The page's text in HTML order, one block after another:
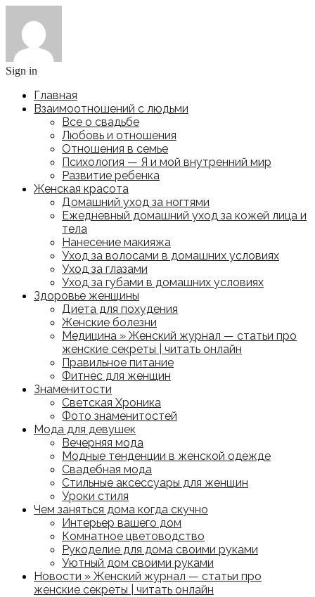
Sign in
Главная
Взаимоотношений с людьми
Все о свадьбе
Любовь и отношения
Отношения в семье
Психология — Я и мой внутренний мир
Развитие ребенка
Женская красота
Домашний уход за ногтями
Ежедневный домашний уход за кожей лица и
тела
Нанесение макияжа
Уход за волосами в домашних условиях
Уход за глазами
Уход за губами в домашних условиях
Здоровье женщины
Диета для похудения
Женские болезни
Медицина » Женский журнал — статьи про
женские секреты | читать онлайн
Правильное питание
Фитнес для женщин
Знаменитости
Светская Хроника
Фото знаменитостей
Мода для девушек
Вечерняя мода
Модные тенденции в женской одежде
Свадебная мода
Стильные аксессуары для женщин
Уроки стиля
Чем заняться дома когда скучно
Интерьер вашего дом
Комнатное цветоводство
Рукоделие для дома своими руками
Уютный дом своими руками
Новости » Женский журнал — статьи про
женские секреты | читать онлайн